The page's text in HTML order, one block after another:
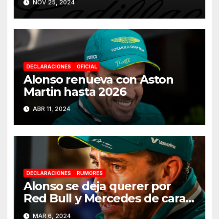
NOV 25, 2024
DECLARACIONES OFICIAL
Alonso renueva con Aston
Martin hasta 2026
ABR 11, 2024
DECLARACIONES RUMORES
Alonso se deja querer por
Red Bull y Mercedes de cara a
2025
MAR 6, 2024